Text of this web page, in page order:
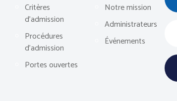
Critères
d’admission
Procédures
d’admission
Portes ouvertes
Notre mission
Administrateurs
Événements